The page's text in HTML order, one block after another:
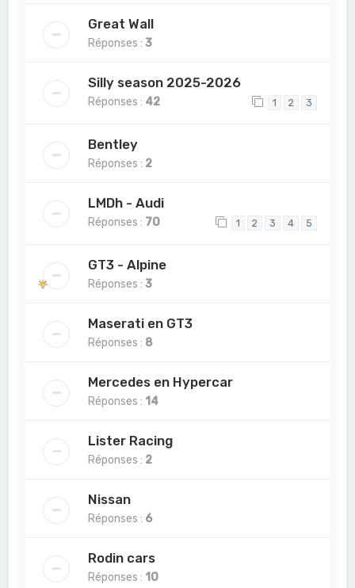
Great Wall
Réponses :3
Silly season 2025-2026
Réponses : 42 1 2 3
Bentley
Réponses : 2
LMDh - Audi
Réponses : 70 1 2 3 4 5
GT3 - Alpine
Réponses :3
Maserati en GT3
Réponses : 8
Mercedes en Hypercar
Réponses : 14
Lister Racing
Réponses : 2
Nissan
Réponses : 6
Rodin cars
Réponses : 10